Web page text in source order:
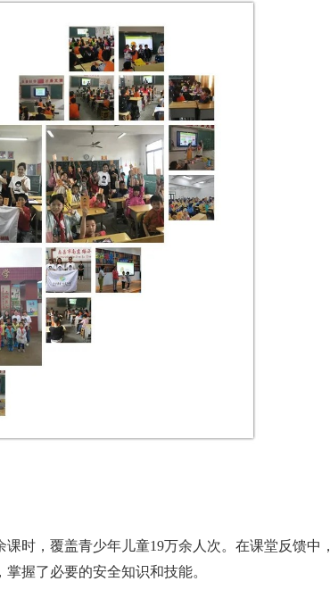
时，覆盖青少年儿童19万余人次。在课堂反馈中，
握了必要的安全知识和技能。